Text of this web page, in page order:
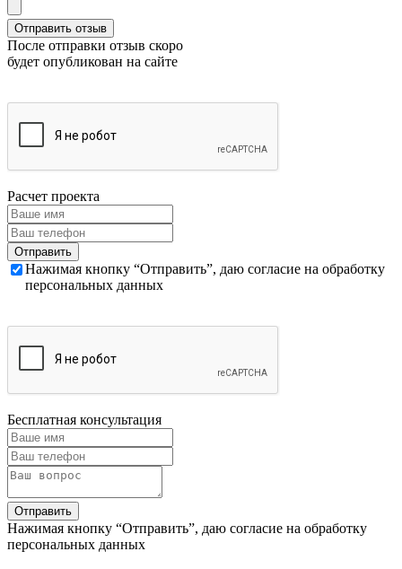
После отправки отзыв скоро
будет опубликован на сайте
Расчет проекта
Нажимая кнопку “Отправить”, даю согласие на обработку
персональных данных
Бесплатная консультация
Нажимая кнопку “Отправить”, даю согласие на обработку
персональных данных